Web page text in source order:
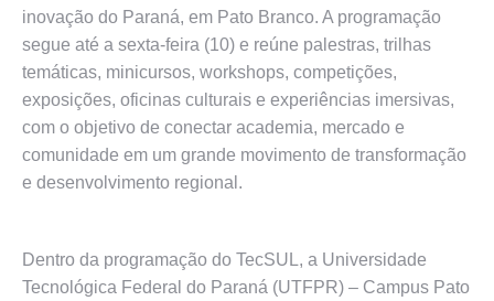
inovação do Paraná, em Pato Branco. A programação
segue até a sexta-feira (10) e reúne palestras, trilhas
temáticas, minicursos, workshops, competições,
exposições, oficinas culturais e experiências imersivas,
com o objetivo de conectar academia, mercado e
comunidade em um grande movimento de transformação
e desenvolvimento regional.
Dentro da programação do TecSUL, a Universidade
Tecnológica Federal do Paraná (UTFPR) – Campus Pato